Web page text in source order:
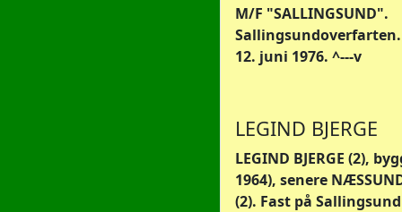
M/F "SALLINGSUND".
Sallingsundoverfarten.
12. juni 1976. ^---v
LEGIND BJERGE
LEGIND BJERGE (2),
1964), senere
(2). Fast på Sallingsund